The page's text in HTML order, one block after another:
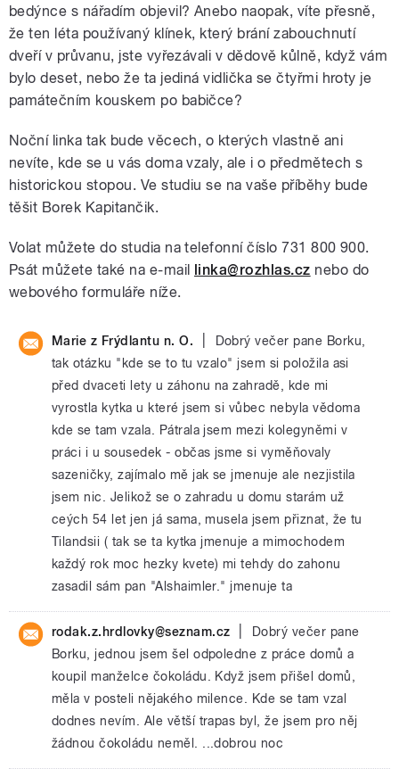
bedýnce s nářadím objevil? Anebo naopak, víte přesně,
že ten léta používaný klínek, který brání zabouchnutí
dveří v průvanu, jste vyřezávali v dědově kůlně, když vám
bylo deset, nebo že ta jediná vidlička se čtyřmi hroty je
památečním kouskem po babičce?
Noční linka tak bude věcech, o kterých vlastně ani
nevíte, kde se u vás doma vzaly, ale i o předmětech s
historickou stopou. Ve studiu se na vaše příběhy bude
těšit Borek Kapitančik.
Volat můžete do studia na telefonní číslo 731 800 900.
Psát můžete také na e-mail linka@rozhlas.cz nebo do
webového formuláře níže.
Marie z Frýdlantu n. O.
Dobrý večer pane Borku,
tak otázku "kde se to tu vzalo" jsem si položila asi
před dvaceti lety u záhonu na zahradě, kde mi
vyrostla kytka u které jsem si vůbec nebyla vědoma
kde se tam vzala. Pátrala jsem mezi kolegyněmi v
práci i u sousedek - občas jsme si vyměňovaly
sazeničky, zajímalo mě jak se jmenuje ale nezjistila
jsem nic. Jelikož se o zahradu u domu starám už
ceých 54 let jen já sama, musela jsem přiznat, že tu
Tilandsii ( tak se ta kytka jmenuje a mimochodem
každý rok moc hezky kvete) mi tehdy do zahonu
zasadil sám pan "Alshaimler." jmenuje ta
rodak.z.hrdlovky@seznam.cz
Dobrý večer pane
Borku, jednou jsem šel odpoledne z práce domů a
koupil manželce čokoládu. Když jsem přišel domů,
měla v posteli nějakého milence. Kde se tam vzal
dodnes nevím. Ale větší trapas byl, že jsem pro něj
žádnou čokoládu neměl. ...dobrou noc